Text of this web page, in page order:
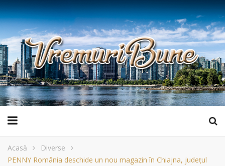
Acasă
Diverse
PENNY România deschide un nou magazin în Chiajna, județul